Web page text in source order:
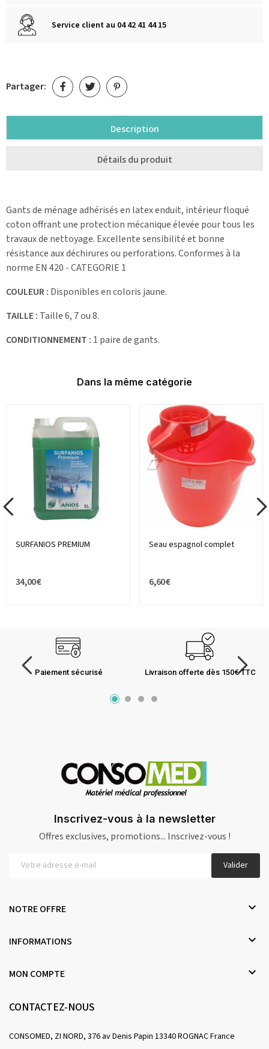
Service client au 04 42 41 44 15
Partager:
Description
Détails du produit
Gants de ménage adhérisés en latex enduit, intérieur floqué
coton offrant une protection mécanique élevée pour tous les
travaux de nettoyage. Excellente sensibilité et bonne
résistance aux déchirures ou perforations. Conformes à la
norme EN 420 - CATEGORIE 1
COULEUR : Disponibles en coloris jaune.
TAILLE : Taille 6, 7 ou 8.
CONDITIONNEMENT : 1 paire de gants.
Dans la même catégorie
SURFANIOS PREMIUM
34,00 €
Seau espagnol complet
6,60 €
Paiement sécurisé Livraison offerte dès 150€ TTC
Inscrivez-vous à la newsletter
Offres exclusives, promotions... Inscrivez-vous !
Valider
NOTRE OFFRE 
INFORMATIONS 
MON COMPTE 
CONTACTEZ-NOUS
CONSOMED, ZI NORD, 376 av Denis Papin 13340 ROGNAC France